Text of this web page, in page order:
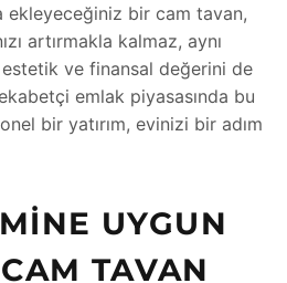
ekleyeceğiniz bir cam tavan,
artırmakla kalmaz, aynı
ve finansal değerini de
emlak piyasasında bu
bir yatırım, evinizi bir adım
UYGUN
TAVAN